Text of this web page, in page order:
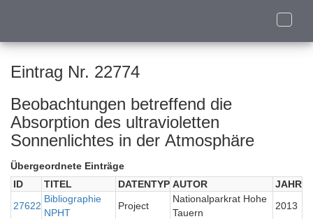
Toggle
Eintrag Nr. 22774
Beobachtungen betreffend die
Absorption des ultravioletten
Sonnenlichtes in der Atmosphäre
Übergeordnete Einträge
ID
TITEL DATENTYP AUTOR
JAHR
27622
Bibliographie
NPHT
Project
Nationalparkrat Hohe
Tauern
2013